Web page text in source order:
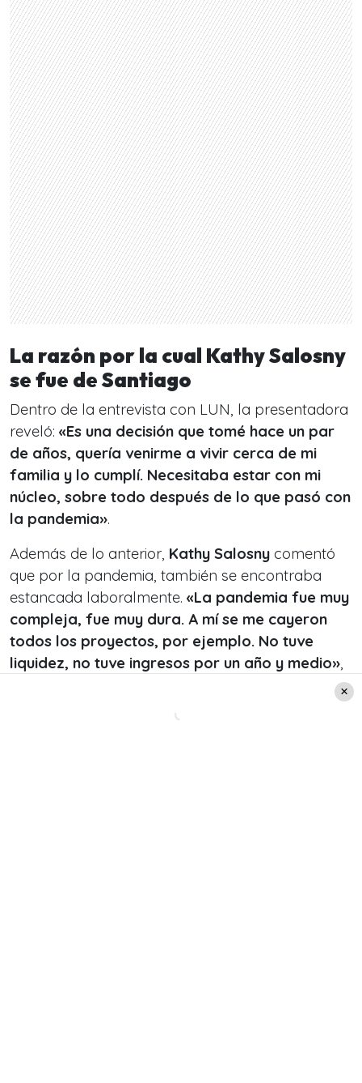
La razón por la cual Kathy Salosny
se fue de Santiago
Dentro de la entrevista con LUN, la presentadora
reveló: «Es una decisión que tomé hace un par
de años, quería venirme a vivir cerca de mi
familia y lo cumplí. Necesitaba estar con mi
núcleo, sobre todo después de lo que pasó con
la pandemia».
Además de lo anterior, Kathy Salosny comentó
que por la pandemia, también se encontraba
estancada laboralmente. «La pandemia fue muy
compleja, fue muy dura. A mí se me cayeron
todos los proyectos, por ejemplo. No tuve
liquidez, no tuve ingresos por un año y medio»